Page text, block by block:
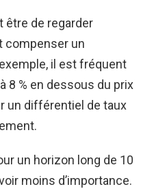
être de regarder
compenser un
il est fréquent
8 % en dessous du prix
un différentiel de taux
un horizon long de 10
moins d’importance.